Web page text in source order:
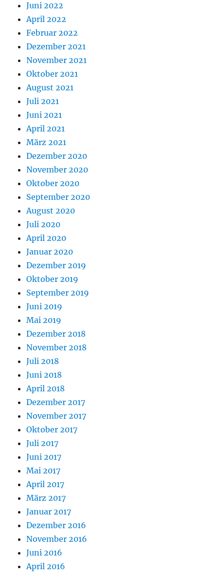
Juni 2022
April 2022
Februar 2022
Dezember 2021
November 2021
Oktober 2021
August 2021
Juli 2021
Juni 2021
April 2021
März 2021
Dezember 2020
November 2020
Oktober 2020
September 2020
August 2020
Juli 2020
April 2020
Januar 2020
Dezember 2019
Oktober 2019
September 2019
Juni 2019
Mai 2019
Dezember 2018
November 2018
Juli 2018
Juni 2018
April 2018
Dezember 2017
November 2017
Oktober 2017
Juli 2017
Juni 2017
Mai 2017
April 2017
März 2017
Januar 2017
Dezember 2016
November 2016
Juni 2016
April 2016